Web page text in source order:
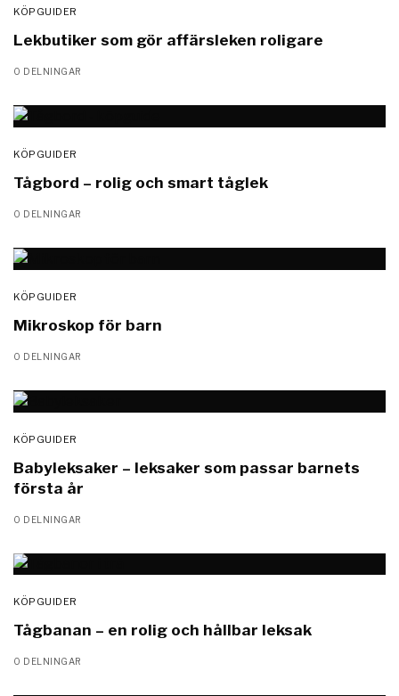
KÖPGUIDER
Lekbutiker som gör affärsleken roligare
0 DELNINGAR
KÖPGUIDER
Tågbord – rolig och smart tåglek
0 DELNINGAR
KÖPGUIDER
Mikroskop för barn
0 DELNINGAR
KÖPGUIDER
Babyleksaker – leksaker som passar barnets
första år
0 DELNINGAR
KÖPGUIDER
Tågbanan – en rolig och hållbar leksak
0 DELNINGAR